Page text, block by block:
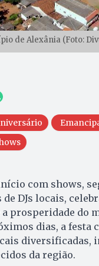
de Alexânia (Foto:
com shows,
DJs locais,
a prosperidade do
dias, a festa
diversificadas,
da região.